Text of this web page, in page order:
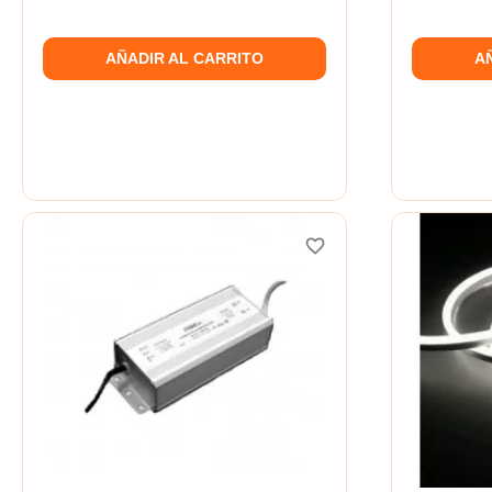
AÑADIR AL CARRITO
favorite_border